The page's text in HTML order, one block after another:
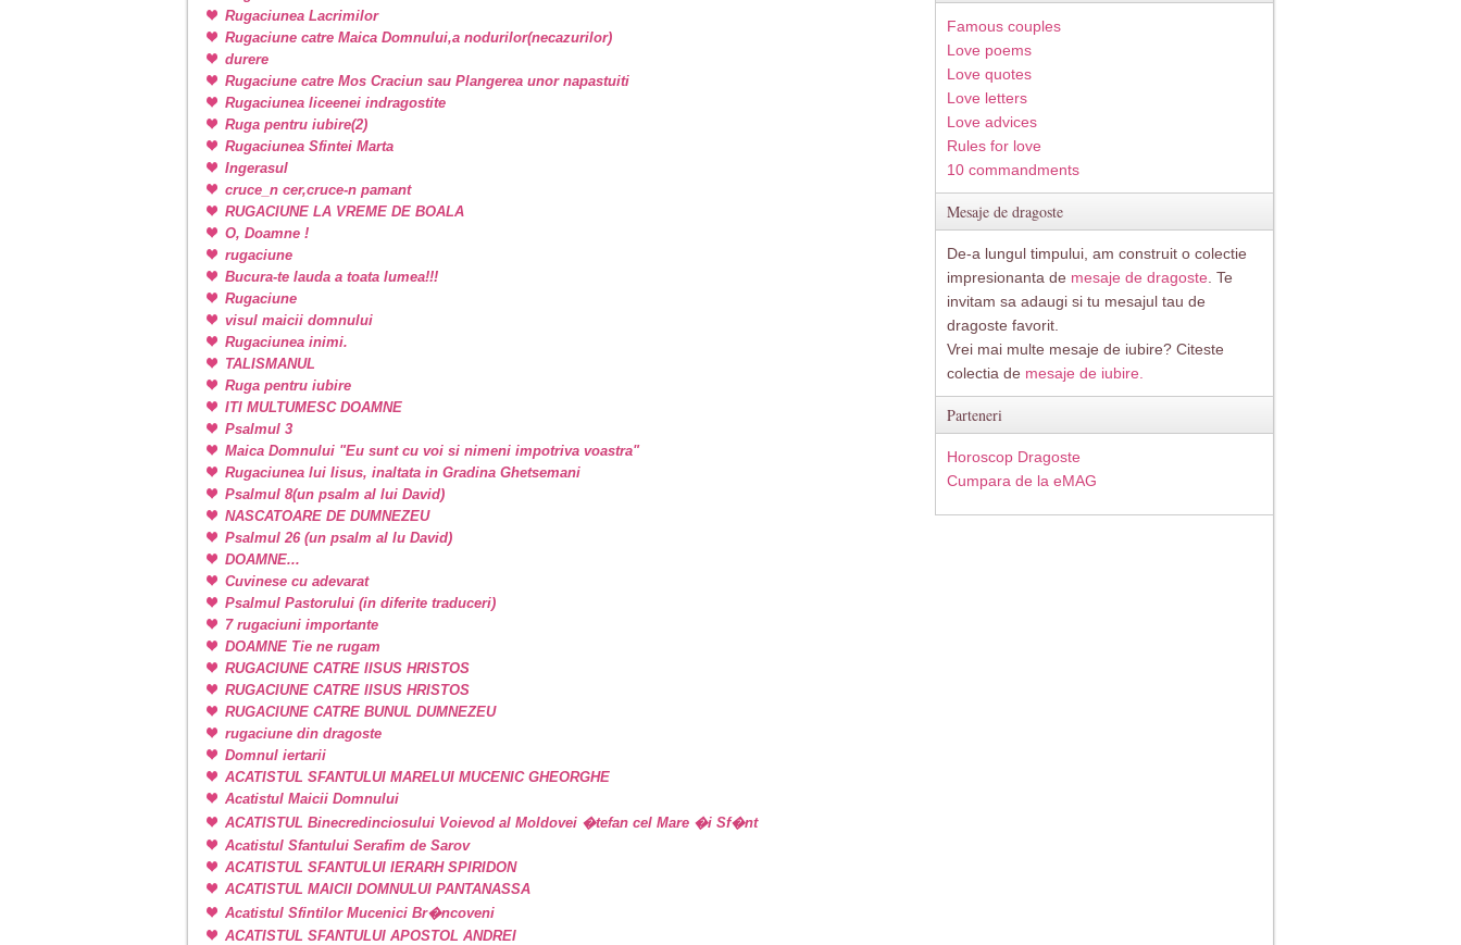
Rugaciunea Lacrimilor
Rugaciune catre Maica Domnului,a nodurilor(necazurilor)
durere
Rugaciune catre Mos Craciun sau Plangerea unor napastuiti
Rugaciunea liceenei indragostite
Ruga pentru iubire(2)
Rugaciunea Sfintei Marta
Ingerasul
cruce_n cer,cruce-n pamant
RUGACIUNE LA VREME DE BOALA
O, Doamne !
rugaciune
Bucura-te lauda a toata lumea!!!
Rugaciune
visul maicii domnului
Rugaciunea inimi.
TALISMANUL
Ruga pentru iubire
ITI MULTUMESC DOAMNE
Psalmul 3
Maica Domnului "Eu sunt cu voi si nimeni impotriva voastra"
Rugaciunea lui Iisus, inaltata in Gradina Ghetsemani
Psalmul 8(un psalm al lui David)
NASCATOARE DE DUMNEZEU
Psalmul 26 (un psalm al lu David)
DOAMNE...
Cuvinese cu adevarat
Psalmul Pastorului (in diferite traduceri)
7 rugaciuni importante
DOAMNE Tie ne rugam
RUGACIUNE CATRE IISUS HRISTOS
RUGACIUNE CATRE IISUS HRISTOS
RUGACIUNE CATRE BUNUL DUMNEZEU
rugaciune din dragoste
Domnul iertarii
ACATISTUL SFANTULUI MARELUI MUCENIC GHEORGHE
Acatistul Maicii Domnului
ACATISTUL Binecredinciosului Voievod al Moldovei �tefan cel Mare �i Sf�nt
Acatistul Sfantului Serafim de Sarov
ACATISTUL SFANTULUI IERARH SPIRIDON
ACATISTUL MAICII DOMNULUI PANTANASSA
Acatistul Sfintilor Mucenici Br�ncoveni
ACATISTUL SFANTULUI APOSTOL ANDREI
Famous couples
Love poems
Love quotes
Love letters
Love advices
Rules for love
10 commandments
Mesaje de dragoste
De-a lungul timpului, am construit o colectie
impresionanta de mesaje de dragoste . Te
invitam sa adaugi si tu mesajul tau de
dragoste favorit.
Vrei mai multe mesaje de iubire? Citeste
colectia de mesaje de iubire.
Parteneri
Horoscop Dragoste
Cumpara de la eMAG